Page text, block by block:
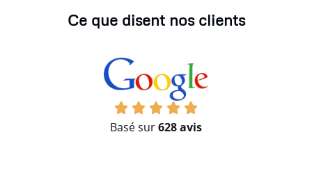
Ce que disent nos clients
Basé sur628 avis